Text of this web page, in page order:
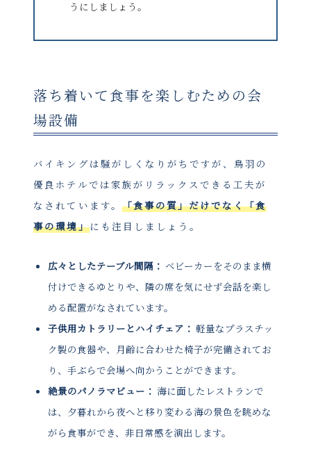
うにしましょう。
落ち着いて食事を楽しむための会
場設備
バイキングは騒がしくなりがちですが、鳥羽の
優良ホテルでは家族がリラックスできる工夫が
なされています。 「食事の質」だけでなく「食
事の環境」にも注目しましょう。
広々としたテーブル間隔： ベビーカーをそのまま横
付けできるゆとりや、隣の席を気にせず会話を楽し
める配置がなされています。
子供用カトラリーとハイチェア： 軽量なプラスチッ
ク製の食器や、月齢に合わせた椅子が完備されてお
り、手ぶらで会場へ向かうことができます。
絶景のパノラマビュー： 海に面したレストランで
は、夕暮れから夜へと移り変わる海の景色を眺めな
がら食事ができ、非日常感を演出します。